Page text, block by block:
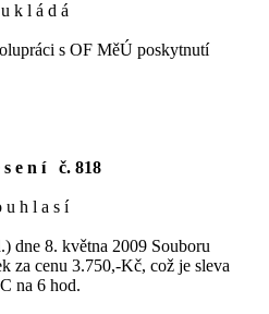
k l á d á
s OF MěÚ poskytnutí
s e n í č. 818
u h l a s í
dne 8. května 2009 Souboru
za cenu 3.750,-Kč, což je sleva
na 6 hod.